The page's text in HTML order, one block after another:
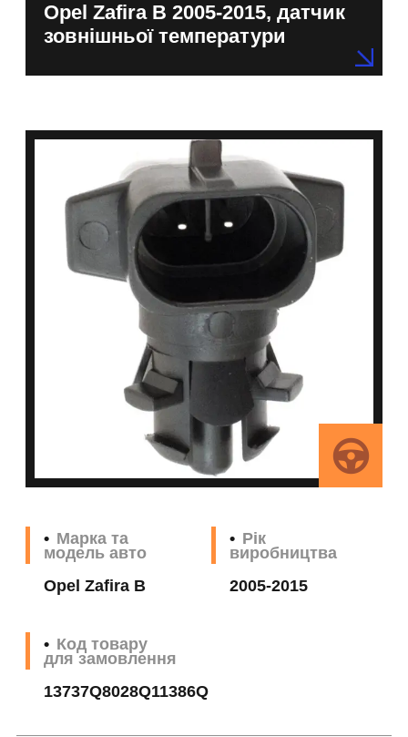
Opel Zafira B 2005-2015, датчик
зовнішньої температури
Марка та
модель авто
Opel Zafira B
Рік
виробництва
2005-2015
Код товару
для замовлення
13737Q8028Q11386Q